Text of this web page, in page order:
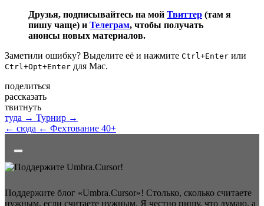
Друзья, подписывайтесь на мой Твиттер (там я
пишу чаще) и Телеграм, чтобы получать
анонсы новых материалов.
Заметили ошибку? Выделите её и нажмите Ctrl+Enter или
Ctrl+Opt+Enter для Mac.
поделиться
рассказать
твитнуть
туда → Турнир →
← сюда ← Фехтование 40+
Поддержите блог «Umbra.Cursor»! Столько, сколько считаете
нужным, если считаете нужным. Я честно пишу, что думаю, а